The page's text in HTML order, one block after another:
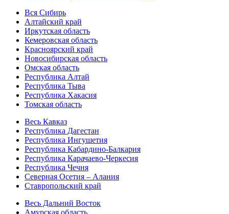
Вся Сибирь
Алтайский край
Иркутская область
Кемеровская область
Красноярский край
Новосибирская область
Омская область
Республика Алтай
Республика Тыва
Республика Хакасия
Томская область
Весь Кавказ
Республика Дагестан
Республика Ингушетия
Республика Кабардино-Балкария
Республика Карачаево-Черкесия
Республика Чечня
Северная Осетия – Алания
Ставропольский край
Весь Дальний Восток
Амурская область